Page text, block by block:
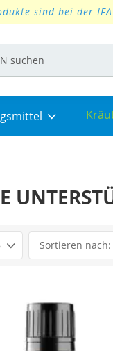
sind bei der